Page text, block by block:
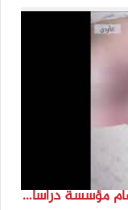
انتماء2021: الدكتور زياد ابو لبن، مدير عام مؤسسة دراسات القدس، الاردن